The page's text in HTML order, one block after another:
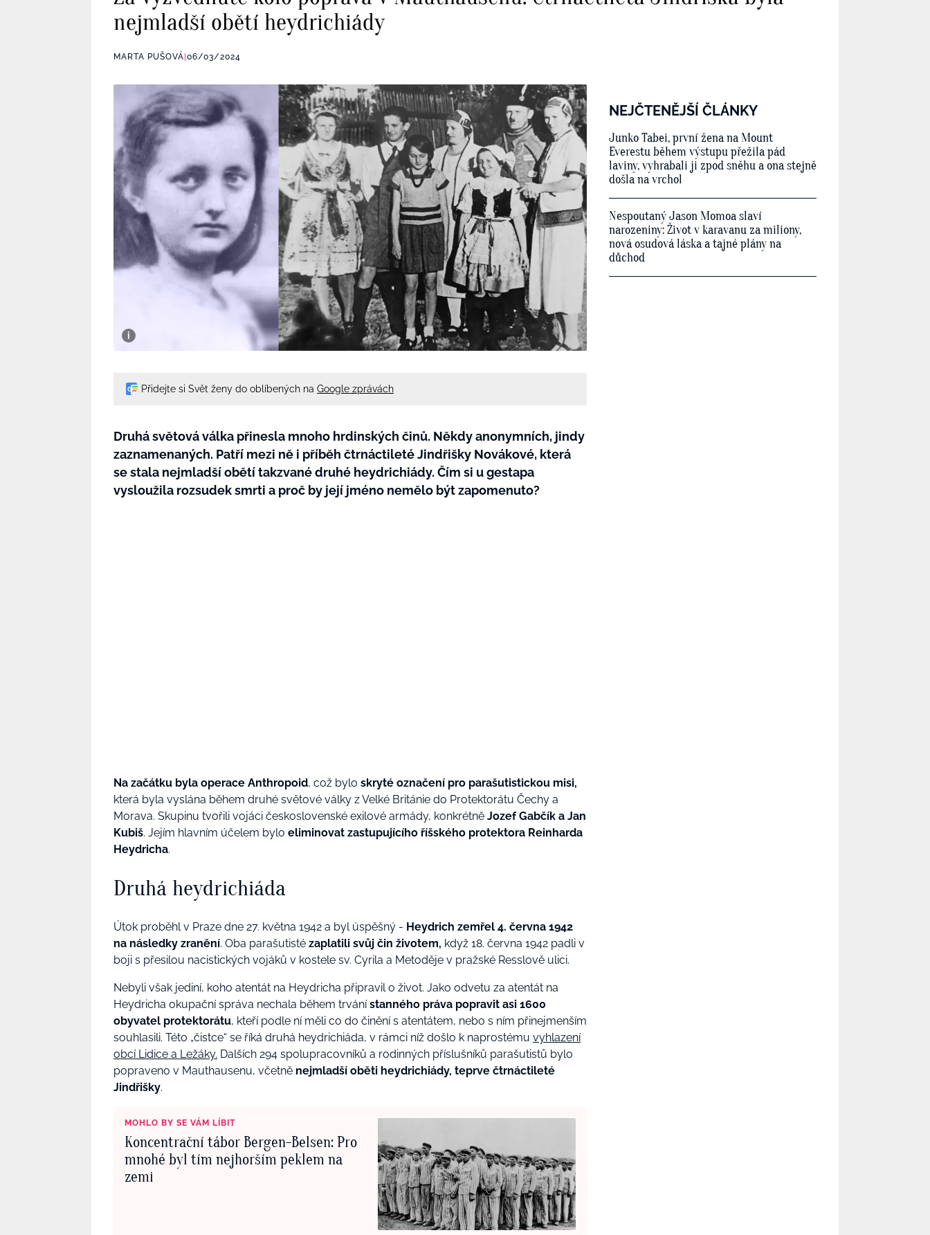
nejmladší obětí heydrichiády
MARTA PUŠOVÁ 06/03/2024
Přidejte si Svět ženy do oblíbených na Google zprávách
Druhá světová válka přinesla mnoho hrdinských činů. Někdy anonymních, jindy
zaznamenaných. Patří mezi ně i příběh čtrnáctileté Jindřišky Novákové, která
se stala nejmladší obětí takzvané druhé heydrichiády. Čím si u gestapa
vysloužila rozsudek smrti a proč by její jméno nemělo být zapomenuto?
Na začátku byla operace Anthropoid, což bylo skryté označení pro parašutistickou misi,
která byla vyslána během druhé světové války z Velké Británie do Protektorátu Čechy a
Morava. Skupinu tvořili vojáci československé exilové armády, konkrétně Jozef Gabčík a Jan
Kubiš. Jejím hlavním účelem bylo eliminovat zastupujícího říšského protektora Reinharda
Heydricha.
Druhá heydrichiáda
Útok proběhl v Praze dne 27. května 1942 a byl úspěšný - Heydrich zemřel 4. června 1942
na následky zranění. Oba parašutisté zaplatili svůj čin životem, když 18. června 1942 padli v
boji s přesilou nacistických vojáků v kostele sv. Cyrila a Metoděje v pražské Resslově ulici.
Nebyli však jediní, koho atentát na Heydricha připravil o život. Jako odvetu za atentát na
Heydricha okupační správa nechala během trvánístanného práva popravit asi 1600
obyvatel protektorátu, kteří podle ní měli co do činění s atentátem, nebo s ním přinejmenším
souhlasili. Této „čistce“ se říká druhá heydrichiáda, v rámci níž došlo k naprostému vyhlazení
obcí Lidice a Ležáky. Dalších 294 spolupracovníků a rodinných příslušníků parašutistů bylo
popraveno v Mauthausenu, včetně nejmladší oběti heydrichiády, teprve čtrnáctileté
Jindřišky.
MOHLO BY SE VÁM LÍBIT
Koncentrační tábor Bergen-Belsen: Pro
mnohé byl tím nejhorším peklem na
zemi
NEJČTENĚJŠÍ ČLÁNKY
Junko Tabei, první žena na Mount
Everestu během výstupu přežila pád
laviny, vyhrabali ji zpod sněhu a ona stejně
došla na vrchol
Nespoutaný Jason Momoa slaví
narozeniny: Život v karavanu za miliony,
nová osudová láska a tajné plány na
důchod